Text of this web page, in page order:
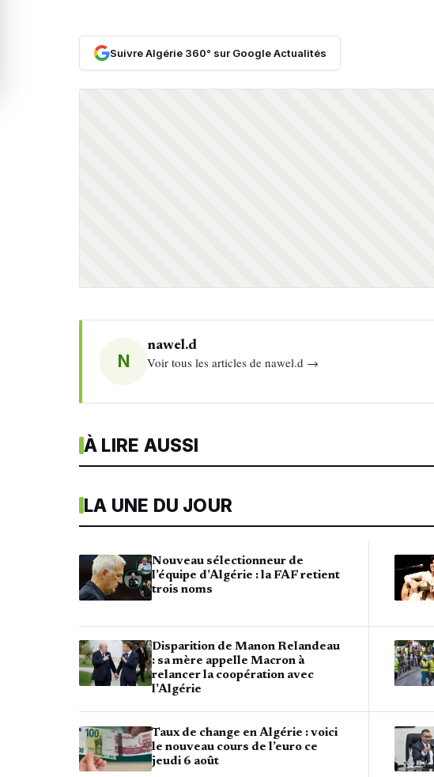
Suivre Algérie 360° sur Google Actualités
N
nawel.d
Voir tous les articles de nawel.d →
À LIRE AUSSI
LA UNE DU JOUR
Nouveau sélectionneur de
l’équipe d’Algérie : la FAF retient
trois noms
Disparition de Manon Relandeau
: sa mère appelle Macron à
relancer la coopération avec
l’Algérie
Taux de change en Algérie : voici
le nouveau cours de l’euro ce
jeudi 6 août